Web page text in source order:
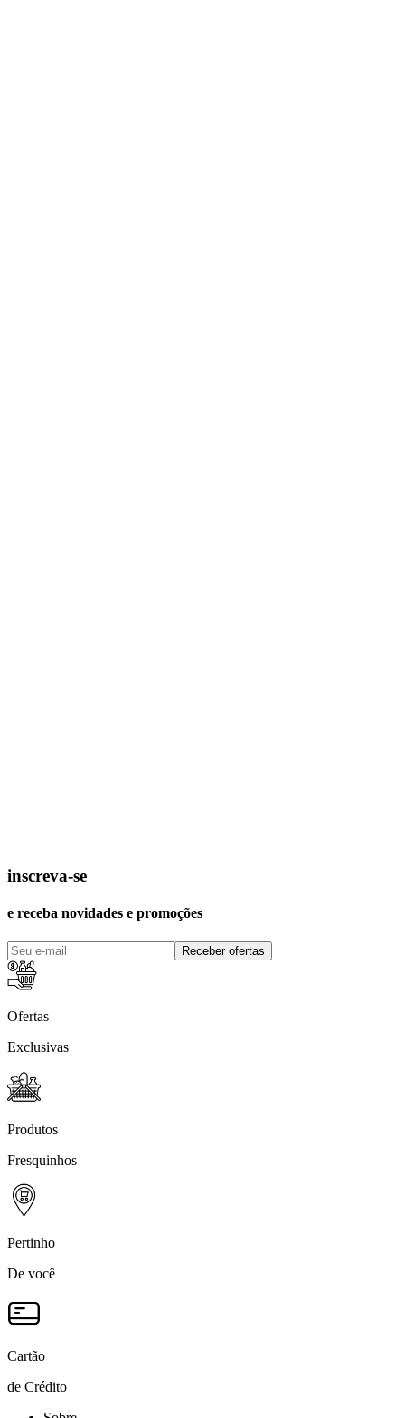
inscreva-se
e receba novidades e promoções
Receber ofertas
Ofertas
Exclusivas
Produtos
Fresquinhos
Pertinho
De você
Cartão
de Crédito